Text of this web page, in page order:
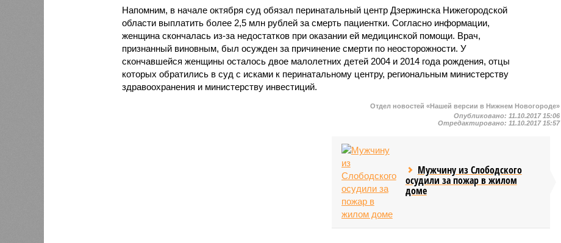
Напомним, в начале октября суд обязал перинатальный центр Дзержинска Нижегородской
области выплатить более 2,5 млн рублей за смерть пациентки. Согласно информации,
женщина скончалась из-за недостатков при оказании ей медицинской помощи. Врач,
признанный виновным, был осужден за причинение смерти по неосторожности. У
скончавшейся женщины осталось двое малолетних детей 2004 и 2014 года рождения, отцы
которых обратились в суд с исками к перинатальному центру, региональным министерству
здравоохранения и министерству инвестиций.
Отдел новостей «Нашей версии в Нижнем Новогороде»
Опубликовано: 11.10.2017 15:06
Отредактировано: 11.10.2017 15:57
Мужчину из Слободского
осудили за пожар в жилом
доме